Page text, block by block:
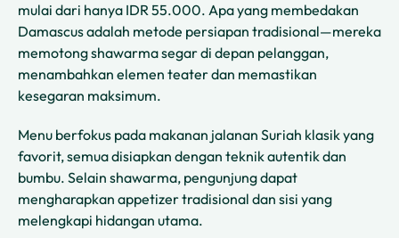
mulai dari hanya IDR 55.000. Apa yang membedakan
Damascus adalah metode persiapan tradisional—mereka
memotong shawarma segar di depan pelanggan,
menambahkan elemen teater dan memastikan
kesegaran maksimum.
Menu berfokus pada makanan jalanan Suriah klasik yang
favorit, semua disiapkan dengan teknik autentik dan
bumbu. Selain shawarma, pengunjung dapat
mengharapkan appetizer tradisional dan sisi yang
melengkapi hidangan utama.